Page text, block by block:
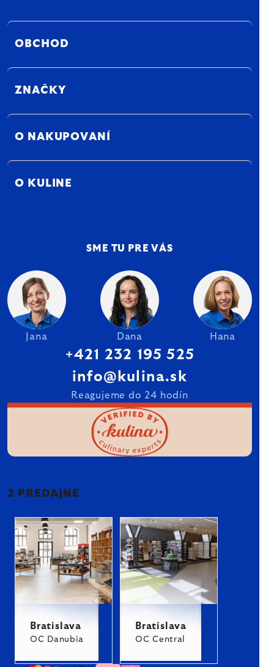
OBCHOD
ZNAČKY
O NAKUPOVANÍ
O KULINE
SME TU PRE VÁS
Jana Dana Hana
+421 232 195 525
info@kulina.sk
Reagujeme do 24 hodín
2 PREDAJNE
Bratislava
OC Danubia
Bratislava
OC Central